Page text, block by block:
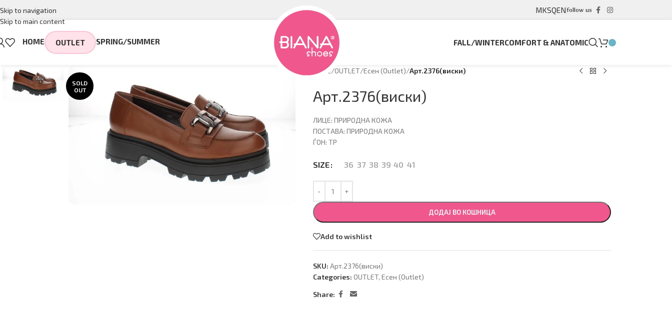
Skip to navigation
Skip to main content
MKSQENfollow us
HOME OUTLET SPRING/SUMMER FALL/WINTERCOMFORT & ANATOMIC
SOLD
OUT
Home/OUTLET/Есен (Оutlet)/Арт.2376(виски)
Арт.2376(виски)
ЛИЦЕ: ПРИРОДНА КОЖА
ПОСТАВА: ПРИРОДНА КОЖА
ЃОН: ТР
SIZE 36 37 38 39 40 41
ДОДАЈ ВО КОШНИЦА
Add to wishlist
SKU: Арт.2376(виски)
Categories: OUTLET, Есен (Оutlet)
Share: